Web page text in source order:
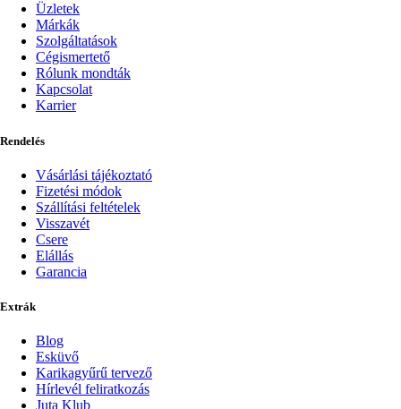
Üzletek
Márkák
Szolgáltatások
Cégismertető
Rólunk mondták
Kapcsolat
Karrier
Rendelés
Vásárlási tájékoztató
Fizetési módok
Szállítási feltételek
Visszavét
Csere
Elállás
Garancia
Extrák
Blog
Esküvő
Karikagyűrű tervező
Hírlevél feliratkozás
Juta Klub